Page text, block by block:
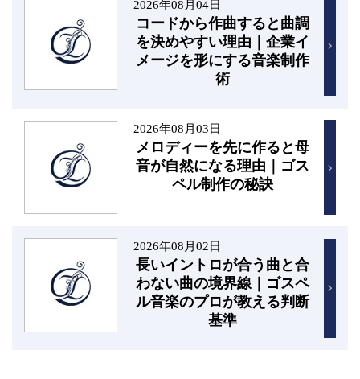
2026年08月04日
コードから作曲すると曲調
を決めやすい理由｜企業イ
メージを形にする音楽制作
術
2026年08月03日
メロディーを先に作ると母
音が自然になる理由｜ゴス
ペル制作の秘訣
2026年08月02日
長いイントロが合う曲と合
わない曲の境界線｜ゴスペ
ル音楽のプロが教える判断
基準